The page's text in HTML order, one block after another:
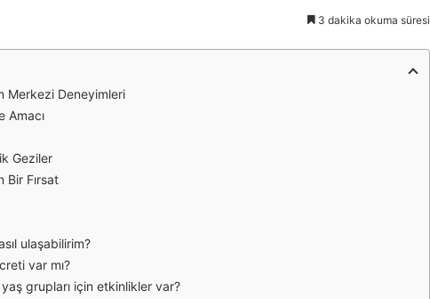
3 dakika okuma süresi
Merkezi Deneyimleri
Amacı
Geziler
Bir Fırsat
ulaşabilirim?
var mı?
grupları için etkinlikler var?